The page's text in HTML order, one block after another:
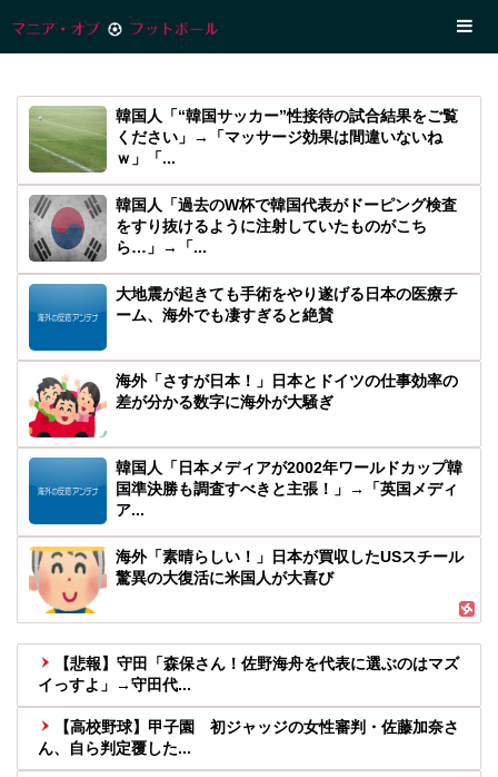
韓国人「“韓国サッカー”性接待の試合結果をご覧
ください」→「マッサージ効果は間違いないね
ｗ」「...
韓国人「過去のW杯で韓国代表がドーピング検査
をすり抜けるように注射していたものがこち
ら…」→「...
大地震が起きても手術をやり遂げる日本の医療チ
ーム、海外でも凄すぎると絶賛
海外「さすが日本！」日本とドイツの仕事効率の
差が分かる数字に海外が大騒ぎ
韓国人「日本メディアが2002年ワールドカップ韓
国準決勝も調査すべきと主張！」→「英国メディ
ア...
海外「素晴らしい！」日本が買収したUSスチール
驚異の大復活に米国人が大喜び
【悲報】守田「森保さん！佐野海舟を代表に選ぶのはマズ
イっすよ」→守田代...
【高校野球】甲子園 初ジャッジの女性審判・佐藤加奈さ
ん、自ら判定覆した...